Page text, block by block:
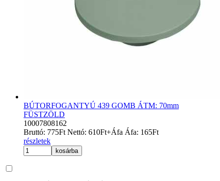
BÚTORFOGANTYÚ 439 GOMB ÁTM: 70mm
FÜSTZÖLD
10007808162
Bruttó: 775Ft Nettó: 610Ft+Áfa Áfa: 165Ft
részletek
kosárba